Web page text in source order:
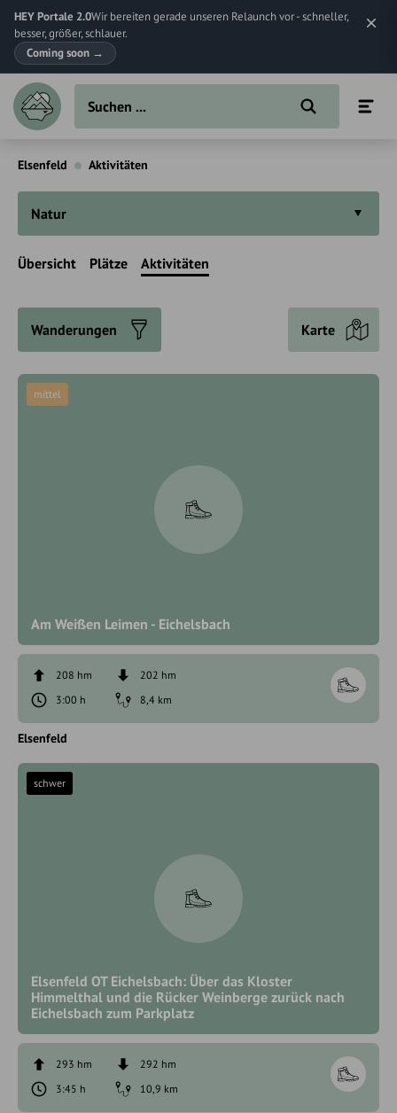
HEY Portale 2.0Wir bereiten gerade unseren Relaunch vor - schneller,
besser, größer, schlauer.
Coming soon →
Elsenfeld Aktivitäten
Natur
Übersicht Plätze Aktivitäten
Wanderungen Karte
Am Weißen Leimen - Eichelsbach
mittel
208 hm
202 hm
3:00 h
8,4 km
Elsenfeld
Elsenfeld OT Eichelsbach: Über das Kloster
Himmelthal und die Rücker Weinberge zurück nach
Eichelsbach zum Parkplatz
schwer
293 hm
292 hm
3:45 h
10,9 km